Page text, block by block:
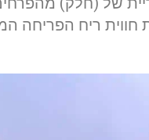
ריח הפריחה